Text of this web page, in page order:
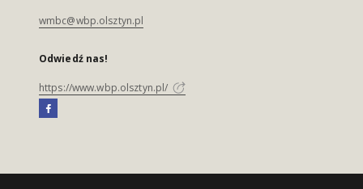
wmbc@wbp.olsztyn.pl
Odwiedź nas!
https://www.wbp.olsztyn.pl/